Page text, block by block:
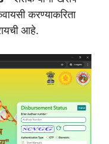
करण्याकरिता
आहे.